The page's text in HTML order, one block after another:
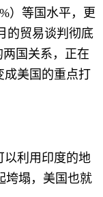
）等国水平，更
的贸易谈判彻底
国关系，正在
成美国的重点打
以利用印度的地
垮塌，美国也就